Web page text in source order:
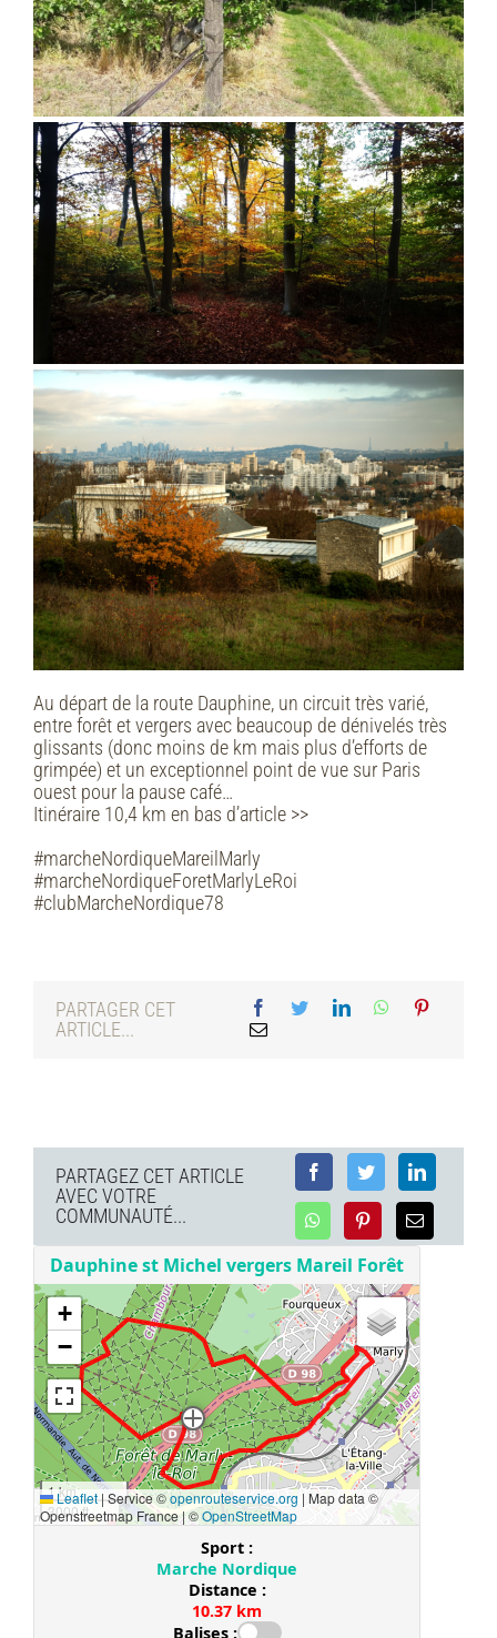
Au départ de la route Dauphine, un circuit très varié,
entre forêt et vergers avec beaucoup de dénivelés très
glissants (donc moins de km mais plus d’efforts de
grimpée) et un exceptionnel point de vue sur Paris
ouest pour la pause café…
Itinéraire 10,4 km en bas d’article >>
#marcheNordiqueMareilMarly
#marcheNordiqueForetMarlyLeRoi
#clubMarcheNordique78
PARTAGER CET
ARTICLE...
PARTAGEZ CET ARTICLE
AVEC VOTRE
COMMUNAUTÉ...